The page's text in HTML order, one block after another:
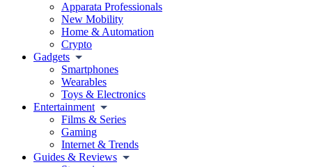
Apparata Professionals
New Mobility
Home & Automation
Crypto
Gadgets
Smartphones
Wearables
Toys & Electronics
Entertainment
Films & Series
Gaming
Internet & Trends
Guides & Reviews